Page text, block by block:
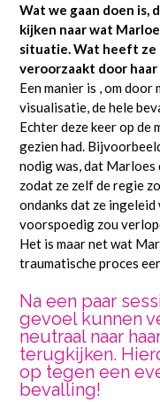
Wat we gaan doen is,
kijken naar wat
situatie. Wat heeft ze
veroorzaakt door
Een manier is , om
visualisatie, de hele
Echter deze keer op
gezien had.
nodig was, dat Marloes
zodat ze zelf de regie
ondanks dat ze
voorspoedig zou
Het is maar net wat
traumatische proces
Na een paar
gevoel kunnen
neutraal naar
terugkijken.
op tegen een
bevalling!